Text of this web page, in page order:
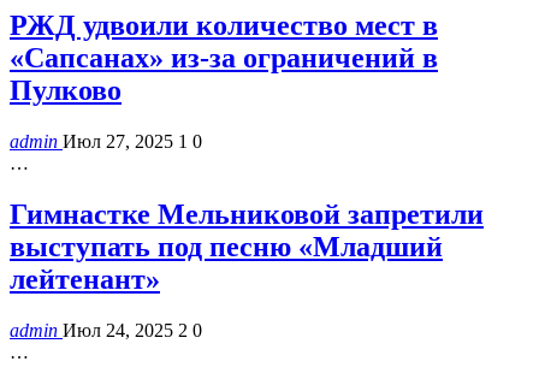
РЖД удвоили количество мест в
«Сапсанах» из-за ограничений в
Пулково
admin Июл 27, 2025 1 0
…
Гимнастке Мельниковой запретили
выступать под песню «Младший
лейтенант»
admin Июл 24, 2025 2 0
…